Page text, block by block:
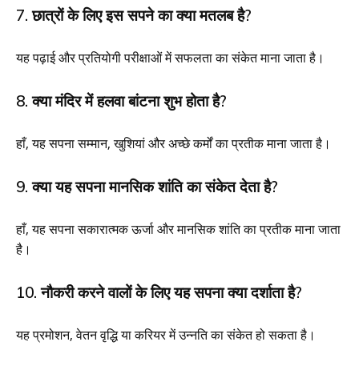
7. छात्रों के लिए इस सपने का क्या मतलब है?
यह पढ़ाई और प्रतियोगी परीक्षाओं में सफलता का संकेत माना जाता है।
8. क्या मंदिर में हलवा बांटना शुभ होता है?
हाँ, यह सपना सम्मान, खुशियां और अच्छे कर्मों का प्रतीक माना जाता है।
9. क्या यह सपना मानसिक शांति का संकेत देता है?
हाँ, यह सपना सकारात्मक ऊर्जा और मानसिक शांति का प्रतीक माना जाता
है।
10. नौकरी करने वालों के लिए यह सपना क्या दर्शाता है?
यह प्रमोशन, वेतन वृद्धि या करियर में उन्नति का संकेत हो सकता है।